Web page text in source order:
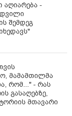
აღიარება -
შემდეგ
მამამთილმა
რომ..." - რას
გასაღებზე,
მთავარი